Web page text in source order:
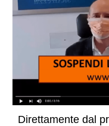
Direttamente dal